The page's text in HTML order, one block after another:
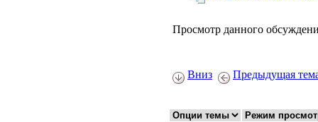
Просмотр данного
Вниз Предыдущая